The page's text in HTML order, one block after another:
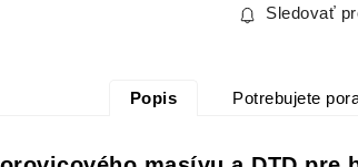
Sledovať
Popis Potrebujete